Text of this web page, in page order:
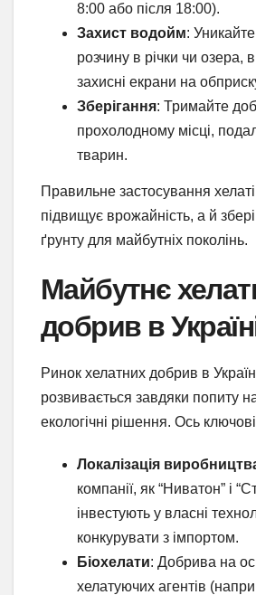
8:00 або після 18:00).
Захист водойм:
розчину в річки чи озера,
захисні екрани на
Зберігання: Тримайте
прохолодному місці,
тварин.
Правильне застосування
підвищує врожайність, а й
ґрунту для майбутніх поколінь.
Майбутнє
добрив в
Ринок хелатних добрив в
розвивається завдяки попиту
екологічні рішення. Ось
Локалізація
компанії, як “Ниватон” і
інвестують у власні
конкурувати з імпортом.
Біохелати: Добрива на
хелатуючих агентів